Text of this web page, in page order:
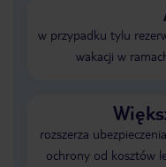
w przypadku tylu
wakacji w
rozszerza
ochrony od kosztów